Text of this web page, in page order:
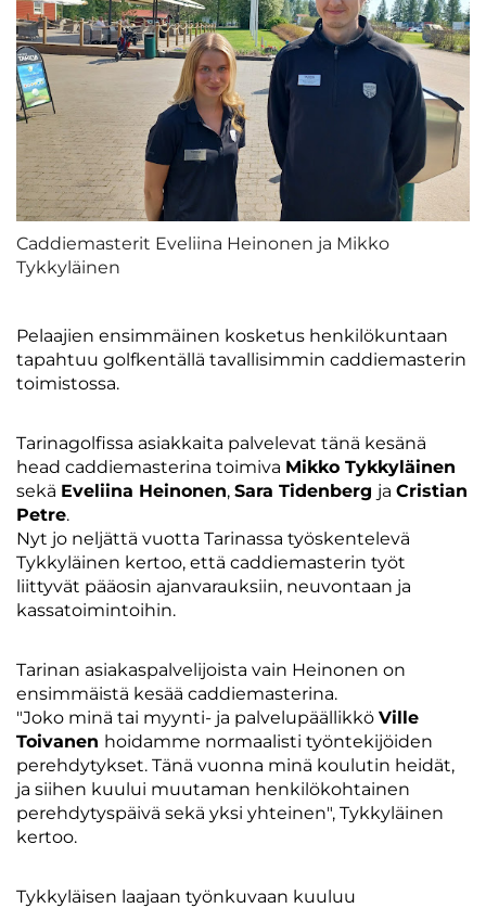
Caddiemasterit Eveliina Heinonen ja Mikko
Tykkyläinen
Pelaajien ensimmäinen kosketus henkilökuntaan
tapahtuu golfkentällä tavallisimmin caddiemasterin
toimistossa.
Tarinagolfissa asiakkaita palvelevat tänä kesänä
head caddiemasterina toimiva Mikko Tykkyläinen
sekä Eveliina Heinonen, Sara Tidenberg ja Cristian
Petre.
Nyt jo neljättä vuotta Tarinassa työskentelevä
Tykkyläinen kertoo, että caddiemasterin työt
liittyvät pääosin ajanvarauksiin, neuvontaan ja
kassatoimintoihin.
Tarinan asiakaspalvelijoista vain Heinonen on
ensimmäistä kesää caddiemasterina.
"Joko minä tai myynti- ja palvelupäällikkö Ville
Toivanen hoidamme normaalisti työntekijöiden
perehdytykset. Tänä vuonna minä koulutin heidät,
ja siihen kuului muutaman henkilökohtainen
perehdytyspäivä sekä yksi yhteinen", Tykkyläinen
kertoo.
Tykkyläisen laajaan työnkuvaan kuuluu